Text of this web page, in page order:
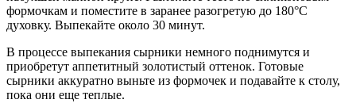
формочкам и поместите в заранее разогретую до 180°С
духовку. Выпекайте около 30 минут.
В процессе выпекания сырники немного поднимутся и
приобретут аппетитный золотистый оттенок. Готовые
сырники аккуратно выньте из формочек и подавайте к столу,
пока они еще теплые.